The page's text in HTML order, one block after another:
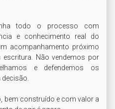
todo o processo com
e conhecimento real do
acompanhamento próximo
escritura. Não vendemos por
e defendemos os
decisão.
bem construído e com valor a